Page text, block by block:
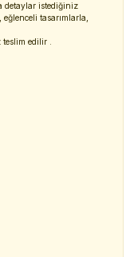
detaylar istediğiniz
tasarımlarla,
edilir .